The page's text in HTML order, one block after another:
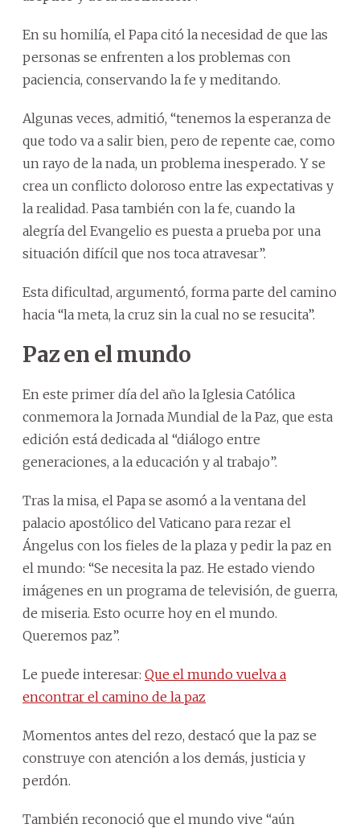
En su homilía, el Papa citó la necesidad de que las
personas se enfrenten a los problemas con
paciencia, conservando la fe y meditando.
Algunas veces, admitió, “tenemos la esperanza de
que todo va a salir bien, pero de repente cae, como
un rayo de la nada, un problema inesperado. Y se
crea un conflicto doloroso entre las expectativas y
la realidad. Pasa también con la fe, cuando la
alegría del Evangelio es puesta a prueba por una
situación difícil que nos toca atravesar”.
Esta dificultad, argumentó, forma parte del camino
hacia “la meta, la cruz sin la cual no se resucita”.
Paz en el mundo
En este primer día del año la Iglesia Católica
conmemora la Jornada Mundial de la Paz, que esta
edición está dedicada al “diálogo entre
generaciones, a la educación y al trabajo”.
Tras la misa, el Papa se asomó a la ventana del
palacio apostólico del Vaticano para rezar el
Ángelus con los fieles de la plaza y pedir la paz en
el mundo: “Se necesita la paz. He estado viendo
imágenes en un programa de televisión, de guerra,
de miseria. Esto ocurre hoy en el mundo.
Queremos paz”.
Le puede interesar: Que el mundo vuelva a
encontrar el camino de la paz
Momentos antes del rezo, destacó que la paz se
construye con atención a los demás, justicia y
perdón.
También reconoció que el mundo vive “aún